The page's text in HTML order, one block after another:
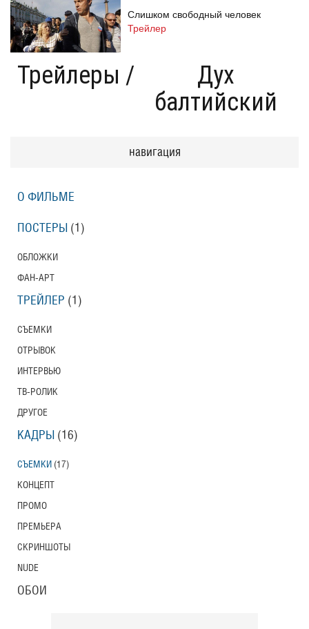
Трейлеры /
Дух
балтийский
Слишком свободный человек
Трейлер
Одноклассницы: Новый поворот
Трейлер
навигация
О ФИЛЬМЕ
ПОСТЕРЫ (1)
ОБЛОЖКИ
ФАН-АРТ
ТРЕЙЛЕР (1)
СЪЕМКИ
ОТРЫВОК
ИНТЕРВЬЮ
ТВ-РОЛИК
ДРУГОЕ
КАДРЫ (16)
СЪЕМКИ (17)
КОНЦЕПТ
ПРОМО
ПРЕМЬЕРА
СКРИНШОТЫ
NUDE
ОБОИ